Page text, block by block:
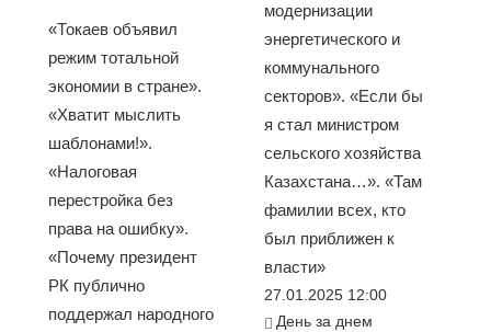
«Токаев объявил
режим тотальной
экономии в стране».
«Хватит мыслить
шаблонами!».
«Налоговая
перестройка без
права на ошибку».
«Почему президент
РК публично
поддержал народного
модернизации
энергетического и
коммунального
секторов». «Если бы
я стал министром
сельского хозяйства
Казахстана…». «Там
фамилии всех, кто
был приближен к
власти»
27.01.2025 12:00
День за днем